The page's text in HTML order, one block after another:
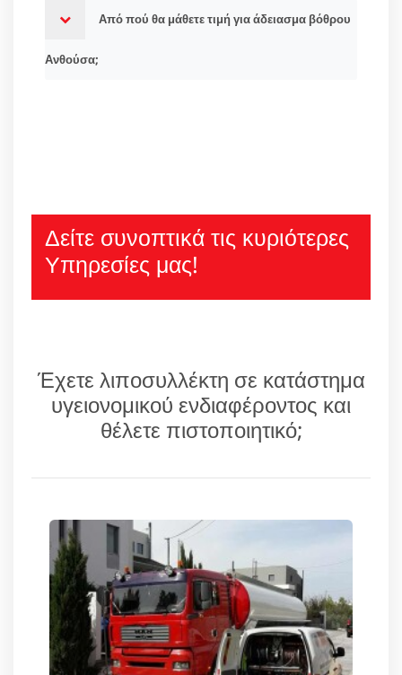
Από πού θα μάθετε τιμή για άδειασμα βόθρου
Ανθούσα;
Δείτε συνοπτικά τις κυριότερες
Υπηρεσίες μας!
Έχετε λιποσυλλέκτη σε κατάστημα
υγειονομικού ενδιαφέροντος και
θέλετε πιστοποιητικό;